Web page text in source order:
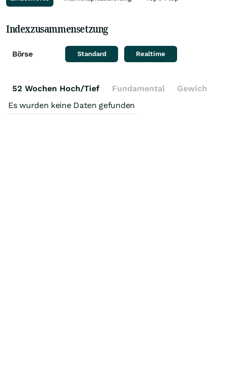
Indexzusammensetzung
Börse Standard Realtime
52 Wochen Hoch/Tief Fundamental
Gewichtung
Es wurden keine Daten gefunden